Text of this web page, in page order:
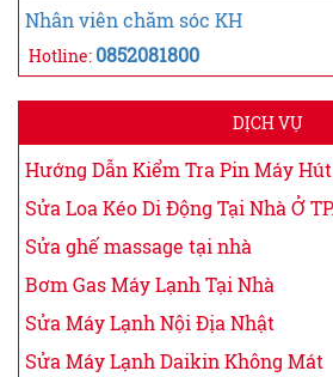
Nhân viên chăm sóc KH
Hotline: 0852081800
DỊCH VỤ
Hướng Dẫn Kiểm Tra Pin Máy
Sửa Loa Kéo Di Động Tại Nhà Ở
Sửa ghế massage tại nhà
Bơm Gas Máy Lạnh Tại Nhà
Sửa Máy Lạnh Nội Địa Nhật
Sửa Máy Lạnh Daikin Không Mát